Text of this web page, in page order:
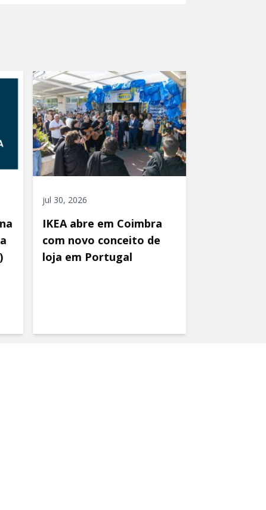
jul 30, 2026
IKEA abre em Coimbra
com novo conceito de
loja em Portugal